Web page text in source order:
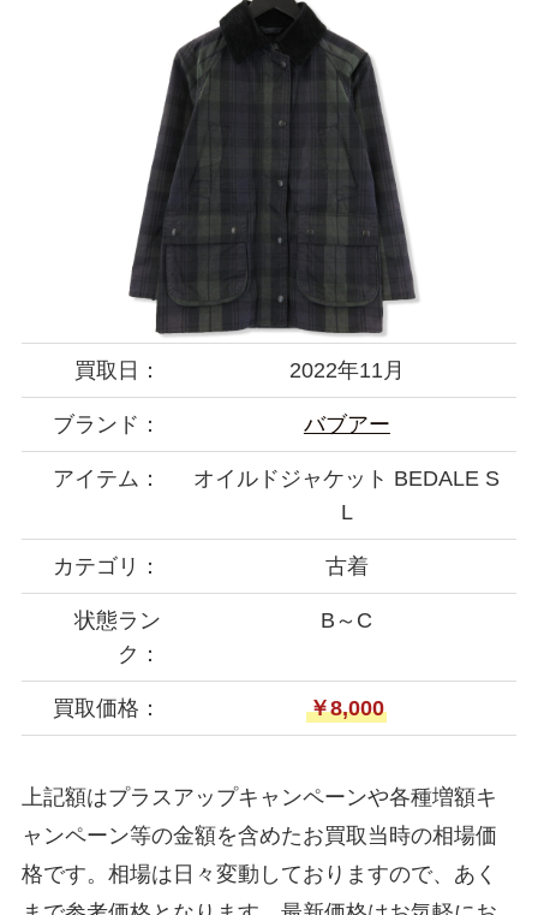
買取日： 2022年11月
ブランド： バブアー
アイテム：
オイルドジャケット BEDALE S
L
カテゴリ： 古着
状態ラン
ク：
B～C
買取価格： ￥8,000
上記額はプラスアップキャンペーンや各種増額キ
ャンペーン等の金額を含めたお買取当時の相場価
格です。相場は日々変動しておりますので、あく